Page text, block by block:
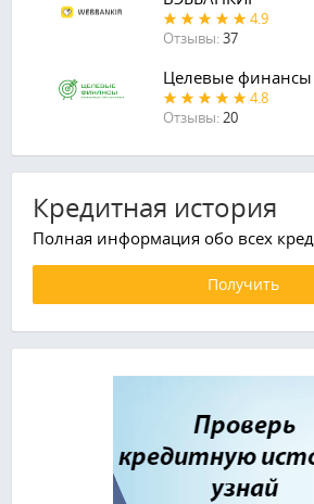
4.9
Отзывы:37
Целевые финансы
4.8
Отзывы:20
Кредитная история
Полная информация обо всех
Получить